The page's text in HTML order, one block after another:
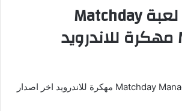
رابط تحميل لعبة Matchday
Manager 23 مهكرة للاندرويد